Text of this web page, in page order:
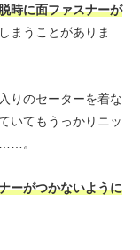
時に面ファスナーが
まうことがありま
りのセーターを着な
いてもうっかりニッ
。
ーがつかないように